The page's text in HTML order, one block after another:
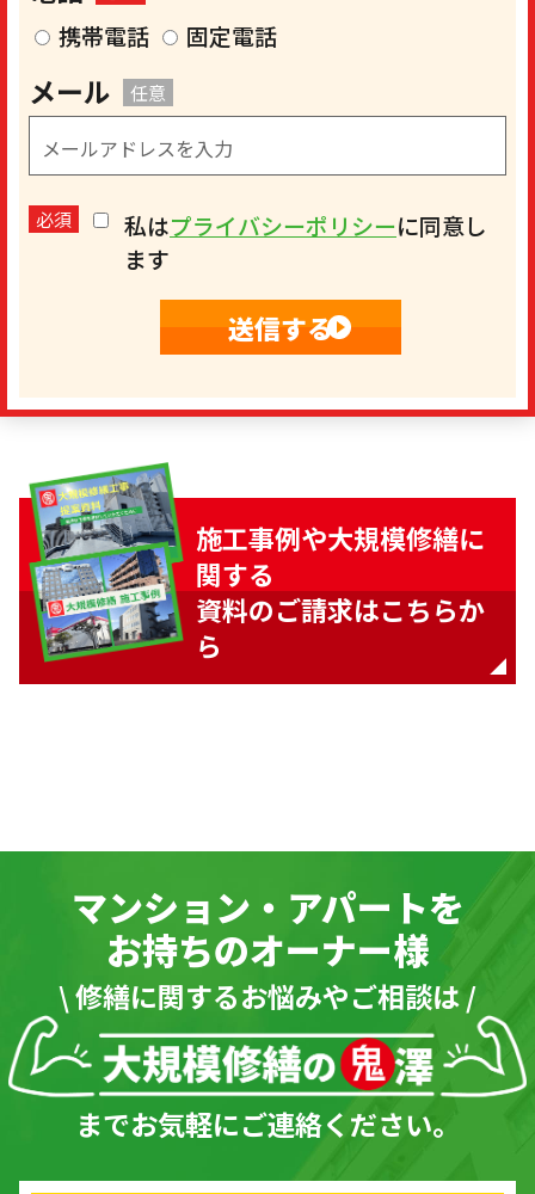
携帯電話 固定電話
メール 任意
必須 私はプライバシーポリシーに同意し
ます
施工事例や大規模修繕に
関する
資料のご請求はこちらか
ら
マンション・アパートを
お持ちのオーナー様
\ 修繕に関するお悩みやご相談は /
までお気軽にご連絡ください。